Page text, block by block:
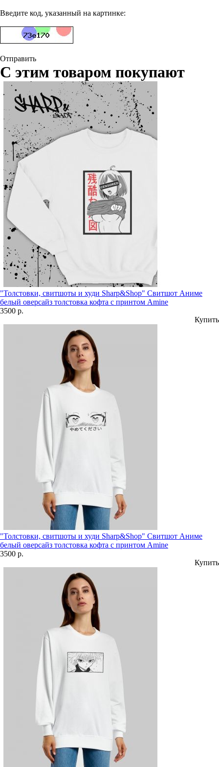
Введите код, указанный на картинке:
Отправить
С этим товаром покупают
"Толстовки, свитшоты и худи Sharp&Shop" Свитшот Аниме
белый оверсайз толстовка кофта с принтом Amine
3500 р.
Купить
"Толстовки, свитшоты и худи Sharp&Shop" Свитшот Аниме
белый оверсайз толстовка кофта с принтом Amine
3500 р.
Купить